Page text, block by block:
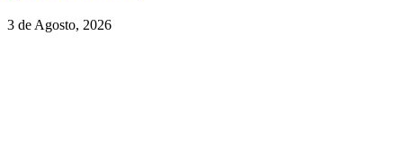
3 de Agosto, 2026